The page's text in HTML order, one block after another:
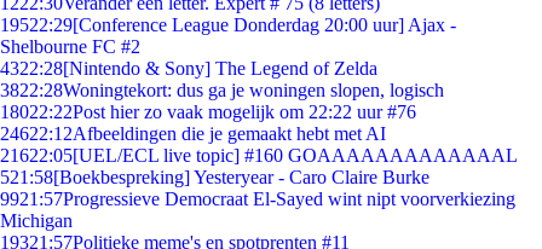
19522:29[Conference League Donderdag 20:00 uur] Ajax -
Shelbourne FC #2
4322:28[Nintendo & Sony] The Legend of Zelda
3822:28Woningtekort: dus ga je woningen slopen, logisch
18022:22Post hier zo vaak mogelijk om 22:22 uur #76
24622:12Afbeeldingen die je gemaakt hebt met AI
21622:05[UEL/ECL live topic] #160 GOAAAAAAAAAAAAAL
521:58[Boekbespreking] Yesteryear - Caro Claire Burke
9921:57Progressieve Democraat El-Sayed wint nipt voorverkiezing
Michigan
19321:57Politieke meme's en spotprenten #11